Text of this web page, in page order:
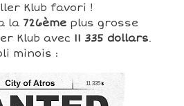
Klub favori !
la 726ème plus grosse
Klub avec 11 335 dollars.
minois :
11 335